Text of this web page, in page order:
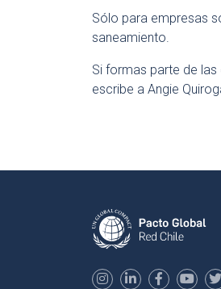
Sólo para empresas
saneamiento.
Si formas parte de
escribe a Angie